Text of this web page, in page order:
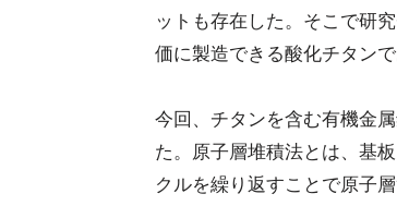
ットも存在した。そこで研
価に製造できる酸化チタンで
今回、チタンを含む有機金
た。原子層堆積法とは、基
クルを繰り返すことで原子